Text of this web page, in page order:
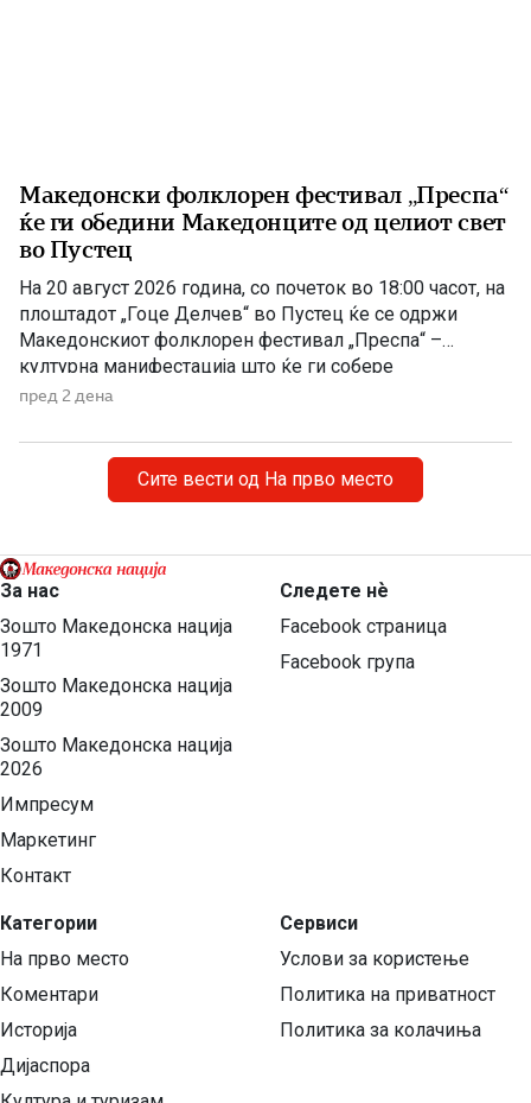
Македонски фолклорен фестивал „Преспа“
ќе ги обедини Македонците од целиот свет
во Пустец
На 20 август 2026 година, со почеток во 18:00 часот, на
плоштадот „Гоце Делчев“ во Пустец ќе се одржи
Македонскиот фолклорен фестивал „Преспа“ –
културна манифестација што ќе ги собере
Македонците од Македонија, Албанија и дијаспората во
Фестивалот ќе биде можност за промоција на богатото
македонско културно наследство […]
пред 2 дена
Сите вести од На прво место
За нас
Зошто Македонска нација
1971
Зошто Македонска нација
2009
Зошто Македонска нација
2026
Импресум
Маркетинг
Контакт
Категории
На прво место
Коментари
Историја
Дијаспора
Следете нѐ
Facebook страница
Facebook група
Сервиси
Услови за користење
Политика на приватност
Политика за колачиња